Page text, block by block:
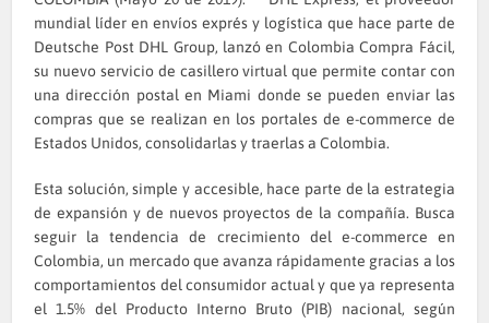
mundial líder en envíos exprés y logística que hace parte de
Deutsche Post DHL Group, lanzó en Colombia Compra Fácil,
su nuevo servicio de casillero virtual que permite contar con
una dirección postal en Miami donde se pueden enviar las
compras que se realizan en los portales de e-commerce de
Estados Unidos, consolidarlas y traerlas a Colombia.
Esta solución, simple y accesible, hace parte de la estrategia
de expansión y de nuevos proyectos de la compañía. Busca
seguir la tendencia de crecimiento del e-commerce en
Colombia, un mercado que avanza rápidamente gracias a los
comportamientos del consumidor actual y que ya representa
el 1.5% del Producto Interno Bruto (PIB) nacional, según